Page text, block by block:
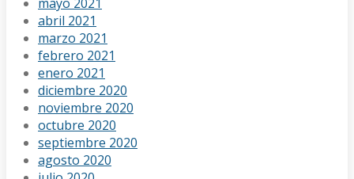
abril 2021
marzo 2021
febrero 2021
enero 2021
diciembre 2020
noviembre 2020
octubre 2020
septiembre 2020
agosto 2020